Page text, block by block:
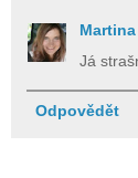
Martina
Já
Odpovědět